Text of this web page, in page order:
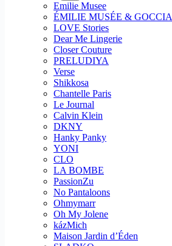
Emilie Musee
ÉMILIE MUSÉE & GOCCIA
LOVE Stories
Dear Me Lingerie
Closer Couture
PRELUDIYA
Verse
Shikkosa
Chantelle Paris
Le Journal
Calvin Klein
DKNY
Hanky Panky
YONI
CLO
LA BOMBE
PassionZu
No Pantaloons
Ohmymarr
Oh My Jolene
kázMich
Maison Jardin d’Éden